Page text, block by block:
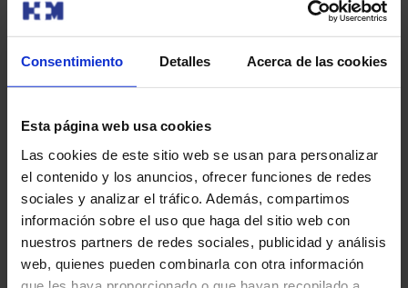
Consentimiento Detalles Acerca de las cookies
Esta página web usa cookies
Las cookies de este sitio web se usan para personalizar
el contenido y los anuncios, ofrecer funciones de redes
sociales y analizar el tráfico. Además, compartimos
información sobre el uso que haga del sitio web con
nuestros partners de redes sociales, publicidad y análisis
web, quienes pueden combinarla con otra información
permeten intervencions més precises, menys dolor
postoperatori i una recuperació més ràpida. També
oferim programes de rehabilitació personalitzats.